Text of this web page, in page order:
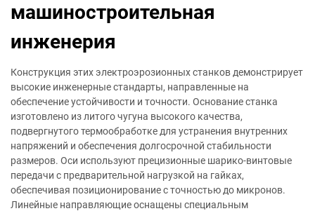
машиностроительная
инженерия
Конструкция этих электроэрозионных станков демонстрирует
высокие инженерные стандарты, направленные на
обеспечение устойчивости и точности. Основание станка
изготовлено из литого чугуна высокого качества,
подвергнутого термообработке для устранения внутренних
напряжений и обеспечения долгосрочной стабильности
размеров. Оси используют прецизионные шарико-винтовые
передачи с предварительной нагрузкой на гайках,
обеспечивая позиционирование с точностью до микронов.
Линейные направляющие оснащены специальным